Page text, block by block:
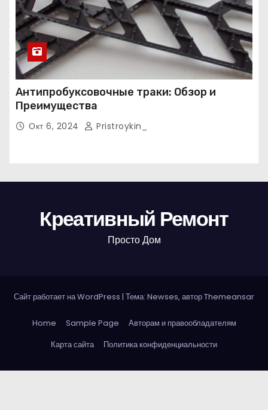
Антипробуксовочные траки: Обзор и
Преимущества
Окт 6, 2024 Pristroykin_
Креативный Ремонт
Просто Дом
Сайт работает на WordPress | Тема: Newses, авторThemeansar
Home Sample Page
Авторам и правообладателям
Карта сайта
Политика конфиденциальности